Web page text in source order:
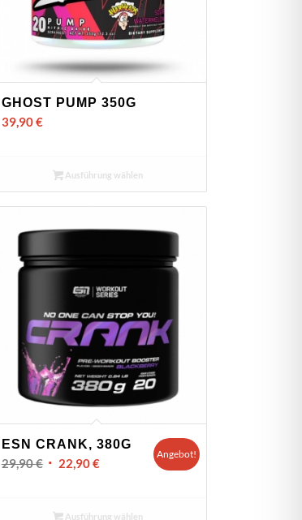
GHOST PUMP 350G
39,90€
Ausführung wählen
ESN CRANK, 380G
29,90€ Ursprünglicher
22,90€Aktueller
Angebot!
Ausführung wählen